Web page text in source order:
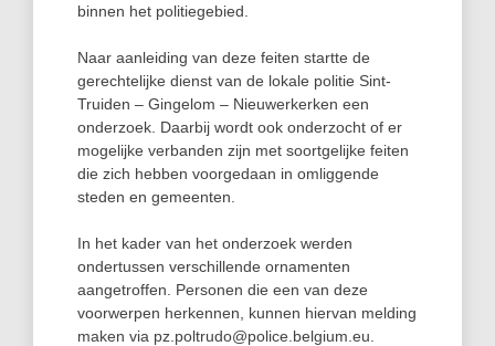
binnen het politiegebied.
Naar aanleiding van deze feiten startte de
gerechtelijke dienst van de lokale politie Sint-
Truiden – Gingelom – Nieuwerkerken een
onderzoek. Daarbij wordt ook onderzocht of er
mogelijke verbanden zijn met soortgelijke feiten
die zich hebben voorgedaan in omliggende
steden en gemeenten.
In het kader van het onderzoek werden
ondertussen verschillende ornamenten
aangetroffen. Personen die een van deze
voorwerpen herkennen, kunnen hiervan melding
maken via pz.poltrudo@police.belgium.eu.